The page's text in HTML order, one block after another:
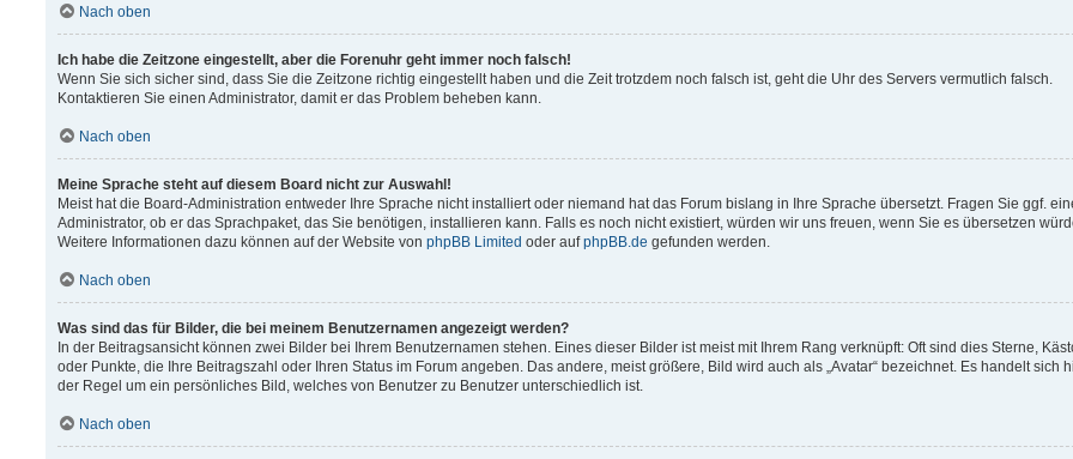
Nach oben
Ich habe die Zeitzone eingestellt, aber die Forenuhr geht immer noch falsch!
Wenn Sie sich sicher sind, dass Sie die Zeitzone richtig eingestellt haben und die Zeit trotzdem noch falsch ist, geht die Uhr des Servers vermutlich falsch.
Kontaktieren Sie einen Administrator, damit er das Problem beheben kann.
Nach oben
Meine Sprache steht auf diesem Board nicht zur Auswahl!
Meist hat die Board-Administration entweder Ihre Sprache nicht installiert oder niemand hat das Forum bislang in Ihre Sprache übersetzt. Fragen Sie ggf.
Administrator, ob er das Sprachpaket, das Sie benötigen, installieren kann. Falls es noch nicht existiert, würden wir uns freuen, wenn Sie es übersetzen
Weitere Informationen dazu können auf der Website von phpBB Limited oder aufphpBB.de gefunden werden.
Nach oben
Was sind das für Bilder, die bei meinem Benutzernamen angezeigt werden?
In der Beitragsansicht können zwei Bilder bei Ihrem Benutzernamen stehen. Eines dieser Bilder ist meist mit Ihrem Rang verknüpft: Oft sind dies Sterne,
oder Punkte, die Ihre Beitragszahl oder Ihren Status im Forum angeben. Das andere, meist größere, Bild wird auch als „Avatar“ bezeichnet. Es handelt sich
der Regel um ein persönliches Bild, welches von Benutzer zu Benutzer unterschiedlich ist.
Nach oben